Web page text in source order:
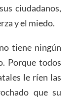
ciudadanos,
y ​​el miedo.
tiene ningún
Porque todos
le ríen las
que su